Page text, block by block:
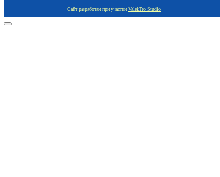
Сайт разработан при участии ValekTro Studio